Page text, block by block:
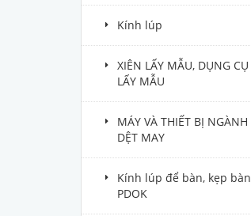
Kính lúp
XIÊN LẤY MẪU, DỤNG CỤ
LẤY MẪU
MÁY VÀ THIẾT BỊ NGÀNH
DỆT MAY
Kính lúp để bàn, kẹp bàn
PDOK